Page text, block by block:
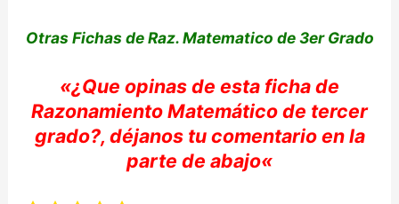
Otras Fichas de Raz. Matematico de 3er Grado
«¿Que opinas de esta ficha de
RazonamientoMatemáticode tercer
grado?, déjanostucomentario en la
parte de abajo«